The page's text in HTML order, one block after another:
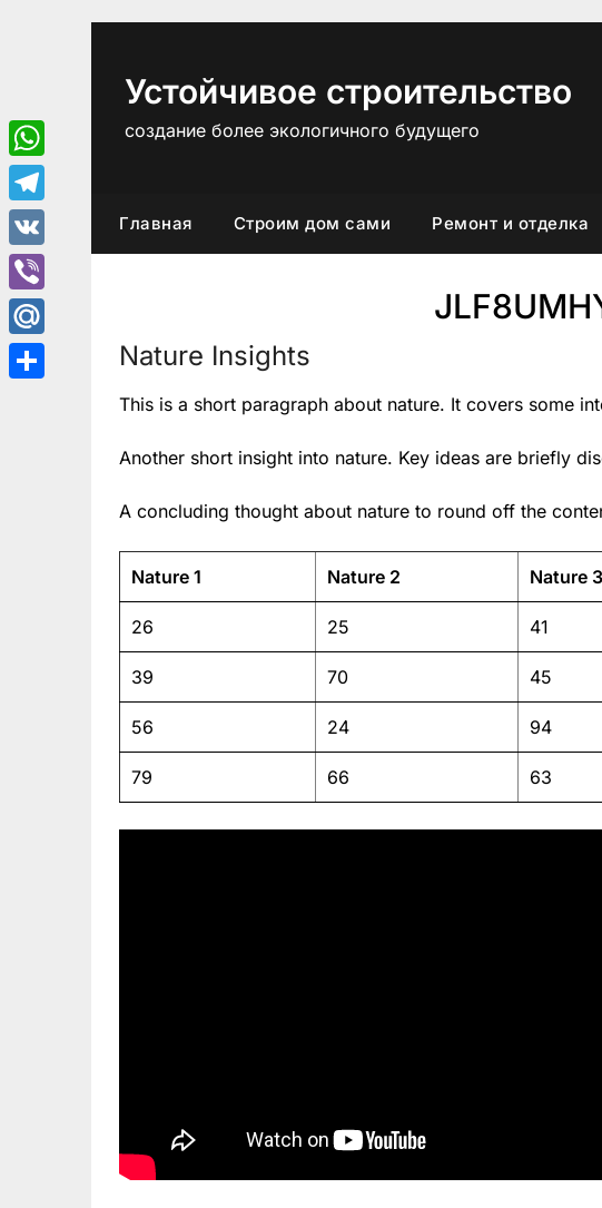
Устойчивое строительство
создание более экологичного будущего
Главная Строим дом сами Ремонт и отделка
Nature Insights
This is a short paragraph about nature. It covers some
Another short insight into nature. Key ideas are briefly
A concluding thought about nature to round off the
Nature 1 Nature 2 Nature 3
26 25 41
39 70 45
56 24 94
79 66 63
WhatsApp
Telegram
VK
Viber
Mail.Ru